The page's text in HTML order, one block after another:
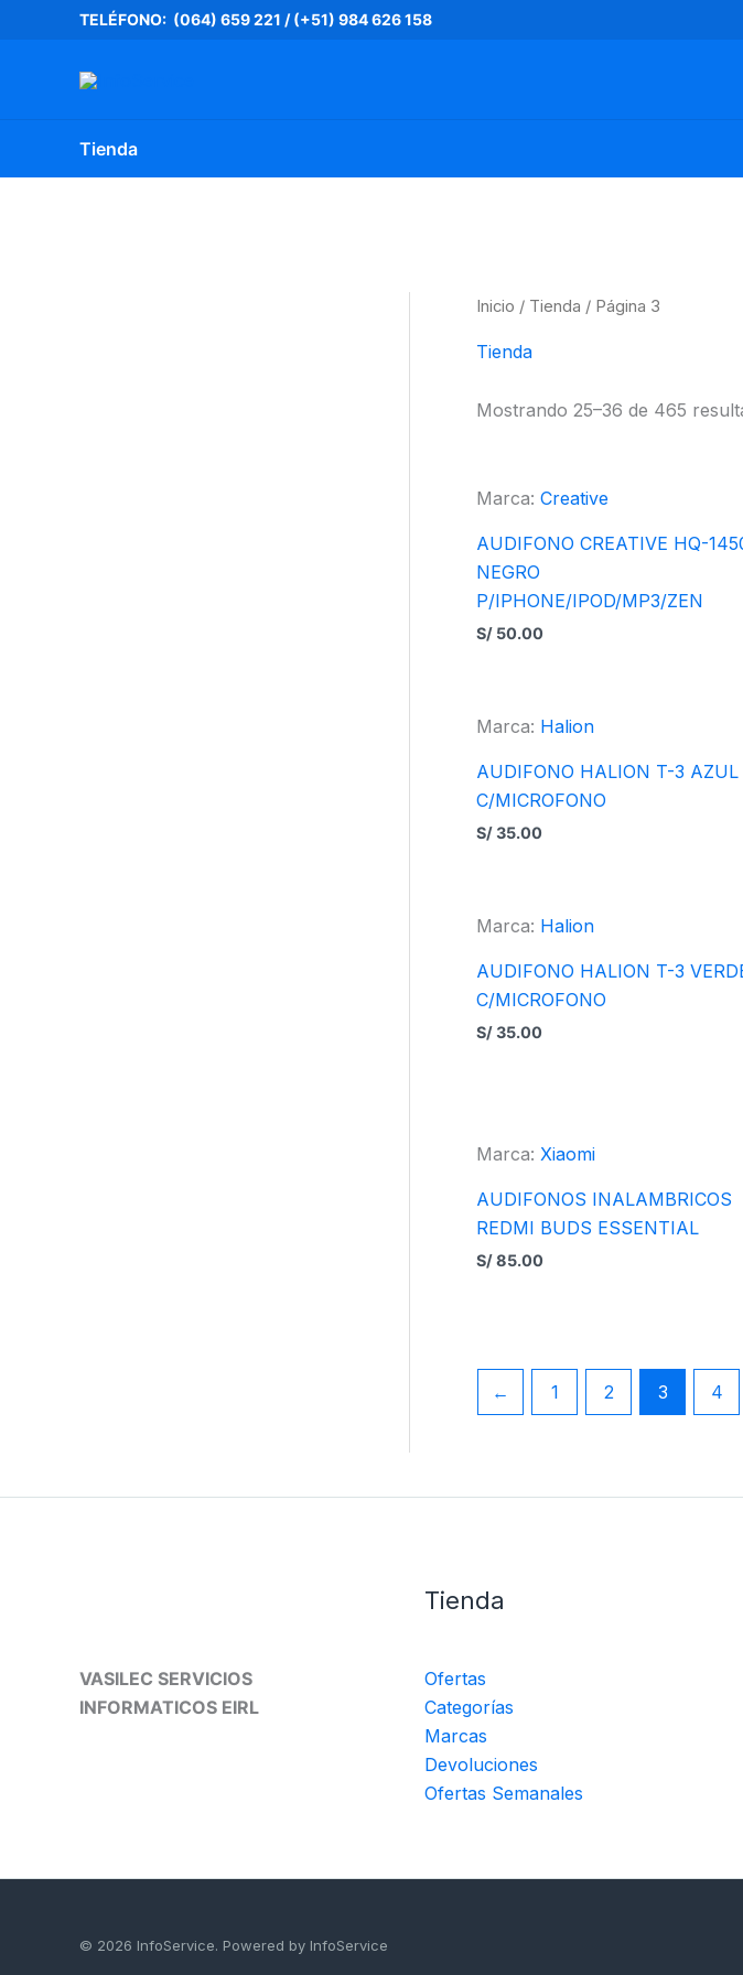
contenido
TELÉFONO: (064) 659 221 /(+51) 984 626 158
Tienda
Inicio / Tienda / Página 3
Tienda
Mostrando 25–36 de 465
Marca: Creative
AUDIFONO CREATIVE HQ-
NEGRO
P/IPHONE/IPOD/MP3/ZEN
S/ 50.00
Marca: Halion
AUDIFONO HALION T-3 AZUL
C/MICROFONO
S/35.00
Marca: Halion
AUDIFONO HALION T-3
C/MICROFONO
S/35.00
Marca: Xiaomi
AUDIFONOS INALAMBRICOS
REDMI BUDS ESSENTIAL
S/85.00
← 1 2 3 4
VASILEC SERVICIOS
INFORMATICOS EIRL
Tienda
Ofertas
Categorías
Marcas
Devoluciones
Ofertas Semanales
© 2026 InfoService. Powered by InfoService